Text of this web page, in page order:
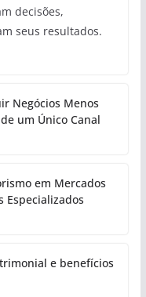
decisões,
seus resultados.
Negócios Menos
um Único Canal
em Mercados
Especializados
e benefícios